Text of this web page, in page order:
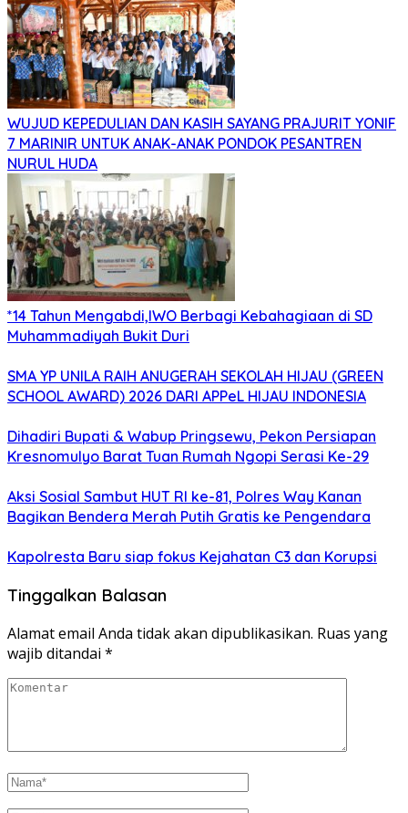
WUJUD KEPEDULIAN DAN KASIH SAYANG PRAJURIT YONIF
7 MARINIR UNTUK ANAK-ANAK PONDOK PESANTREN
NURUL HUDA
*14 Tahun Mengabdi,IWO Berbagi Kebahagiaan di SD
Muhammadiyah Bukit Duri
SMA YP UNILA RAIH ANUGERAH SEKOLAH HIJAU (GREEN
SCHOOL AWARD) 2026 DARI APPeL HIJAU INDONESIA
Dihadiri Bupati & Wabup Pringsewu, Pekon Persiapan
Kresnomulyo Barat Tuan Rumah Ngopi Serasi Ke-29
Aksi Sosial Sambut HUT RI ke-81, Polres Way Kanan
Bagikan Bendera Merah Putih Gratis ke Pengendara
Kapolresta Baru siap fokus Kejahatan C3 dan Korupsi
Tinggalkan Balasan
Alamat email Anda tidak akan dipublikasikan. Ruas yang
wajib ditandai *